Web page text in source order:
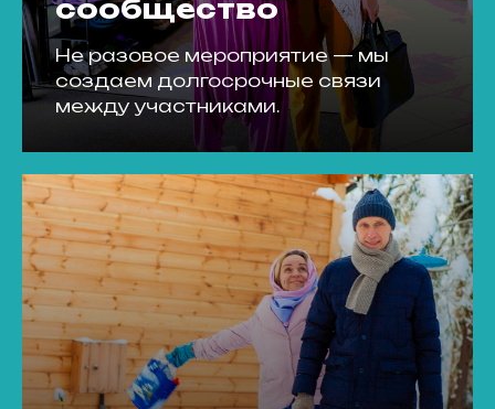
сообщество
Не разовое мероприятие — мы
создаем долгосрочные связи
между участниками.